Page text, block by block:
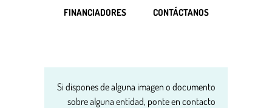
FINANCIADORES CONTÁCTANOS
Si dispones de alguna imagen o documento
sobre alguna entidad, ponte en contacto